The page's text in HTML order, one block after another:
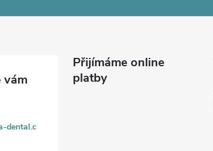
dental.c
Přijímáme online
platby